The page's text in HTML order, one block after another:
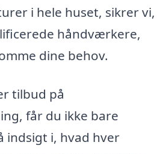
i hele huset, sikrer vi,
håndværkere,
dine behov.
tilbud på
får du ikke bare
indsigt i, hvad hver